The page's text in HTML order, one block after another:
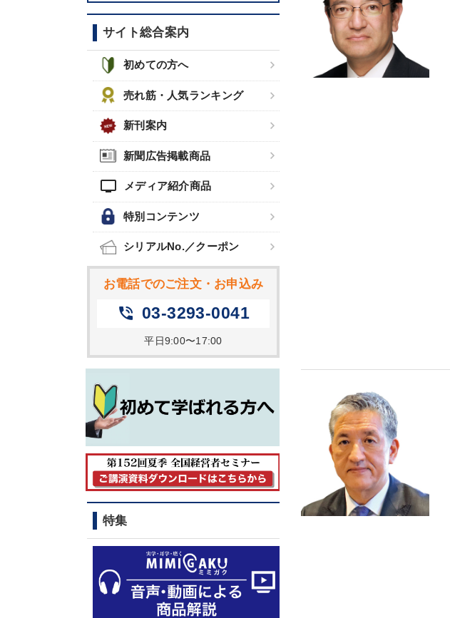
サイト総合案内
初めての方へ
売れ筋・人気ランキング
新刊案内
新聞広告掲載商品
tv メディア紹介商品
特別コンテンツ
シリアルNo.／クーポン
お電話でのご注文・お申込み
phone_in_talk 03-3293-0041
平日9:00〜17:00
特集